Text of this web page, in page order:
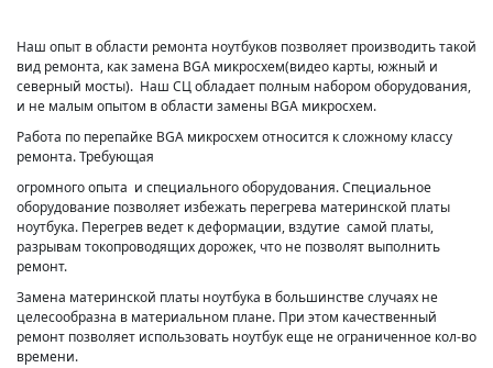
Наш опыт в области ремонта ноутбуков позволяет производить такой
вид ремонта, как замена BGA микросхем(видео карты, южный и
северный мосты). Наш СЦ обладает полным набором оборудования,
и не малым опытом в области замены BGA микросхем.
Работа по перепайке BGA микросхем относится к сложному классу
ремонта. Требующая
огромного опыта и специального оборудования. Специальное
оборудование позволяет избежать перегрева материнской платы
ноутбука. Перегрев ведет к деформации, вздутие самой платы,
разрывам токопроводящих дорожек, что не позволят выполнить
ремонт.
Замена материнской платы ноутбука в большинстве случаях не
целесообразна в материальном плане. При этом качественный
ремонт позволяет использовать ноутбук еще не ограниченное кол-во
времени.